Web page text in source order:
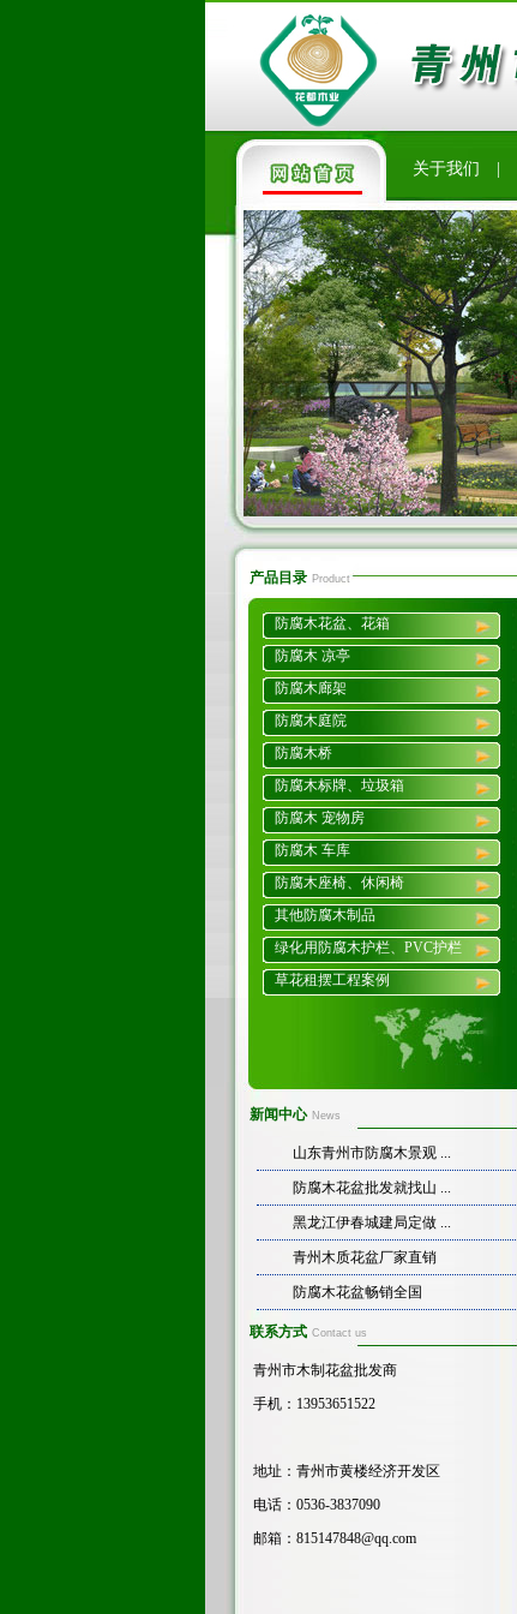
关于我们
产品目录 Product
防腐木花盆、花箱
防腐木 凉亭
防腐木廊架
防腐木庭院
防腐木桥
防腐木标牌、垃圾箱
防腐木 宠物房
防腐木 车库
防腐木座椅、休闲椅
其他防腐木制品
绿化用防腐木护栏、PVC护栏
草花租摆工程案例
新闻中心 News
山东青州市防腐木景观 ...
防腐木花盆批发就找山 ...
黑龙江伊春城建局定做 ...
青州木质花盆厂家直销
防腐木花盆畅销全国
联系方式 Contact us
青州市木制花盆批发商
手机：13953651522
地址：青州市黄楼经济开发区
电话：0536-3837090
邮箱： 815147848@qq.com